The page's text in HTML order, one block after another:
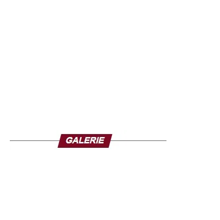
décrypter son parcours, son discours et son impact sur la